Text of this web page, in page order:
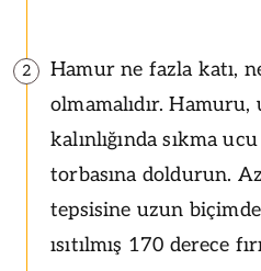
2
Hamur ne fazla katı,
olmamalıdır.
kalınlığında sıkma
torbasına doldurun.
tepsisine uzun biçimde
ısıtılmış 170 derece